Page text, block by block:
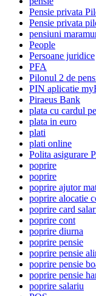
Pensie privata
Pensie privata
pensiuni
People
Persoane juridice
PFA
Pilonul 2 de
PIN aplicatie
Piraeus Bank
plata cu cardul
plata in euro
plati
plati online
Polita asigurare
poprire
poprire
poprire ajutor
poprire alocatie
poprire card
poprire cont
poprire diurna
poprire pensie
poprire pensie
poprire pensie
poprire pensie
poprire salariu